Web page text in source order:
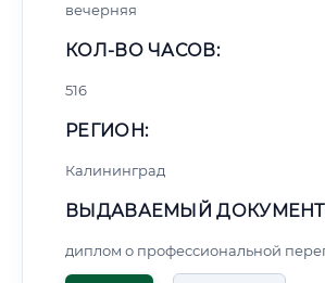
вечерняя
КОЛ-ВО ЧАСОВ:
516
РЕГИОН:
Калининград
ВЫДАВАЕМЫЙ
диплом о профессиональной